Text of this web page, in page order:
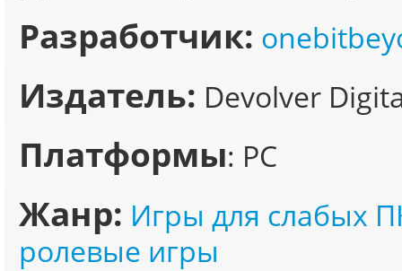
Разработчик:
Издатель: Devolver
Платформы: PC
Жанр: Игры для слабых
ролевые игры